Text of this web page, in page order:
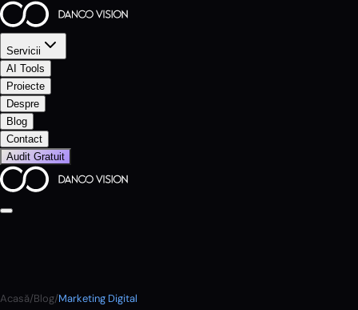
Servicii
AI Tools
Proiecte
Despre
Blog
Contact
Audit Gratuit
Acasă/Blog/Marketing Digital